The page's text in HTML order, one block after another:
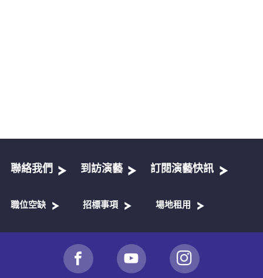
聯絡我們 到訪演藝 訂閱演藝快訊
職位空缺 招標事項 場地租用